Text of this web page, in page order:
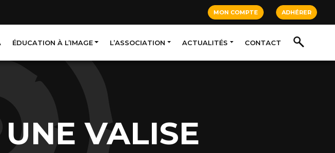
MON COMPTE ADHÉRER
ÉDUCATION À L’IMAGE L’ASSOCIATION ACTUALITÉS CONTACT
VALISE